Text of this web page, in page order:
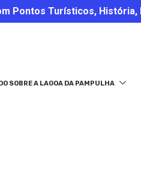
Pontos Turísticos,
SOBRE A LAGOA DA PAMPULHA